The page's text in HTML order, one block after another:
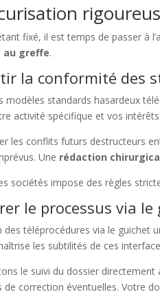
fixé, il est temps de passer à
au greffe.
la conformité des
modèles standards hasardeux
activité spécifique et vos
les conflits futurs destructeurs
Une rédaction
sociétés impose des règles
le processus via
des téléprocédures via le guichet
les subtilités de ces
le suivi du dossier
de correction éventuelles. Votre